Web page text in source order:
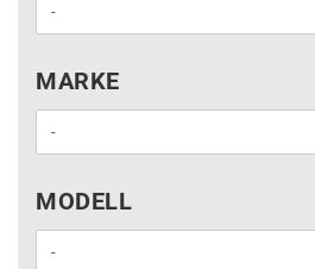
MARKE
MARKE
MODELL
MODELL